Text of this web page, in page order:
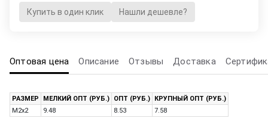
Купить в один клик Нашли дешевле?
Оптовая цена Описание Отзывы Доставка
РАЗМЕР МЕЛКИЙ ОПТ (РУБ.) ОПТ (РУБ.)
КРУПНЫЙ ОПТ (РУБ.)
M2x2
9.48 8.53 7.58